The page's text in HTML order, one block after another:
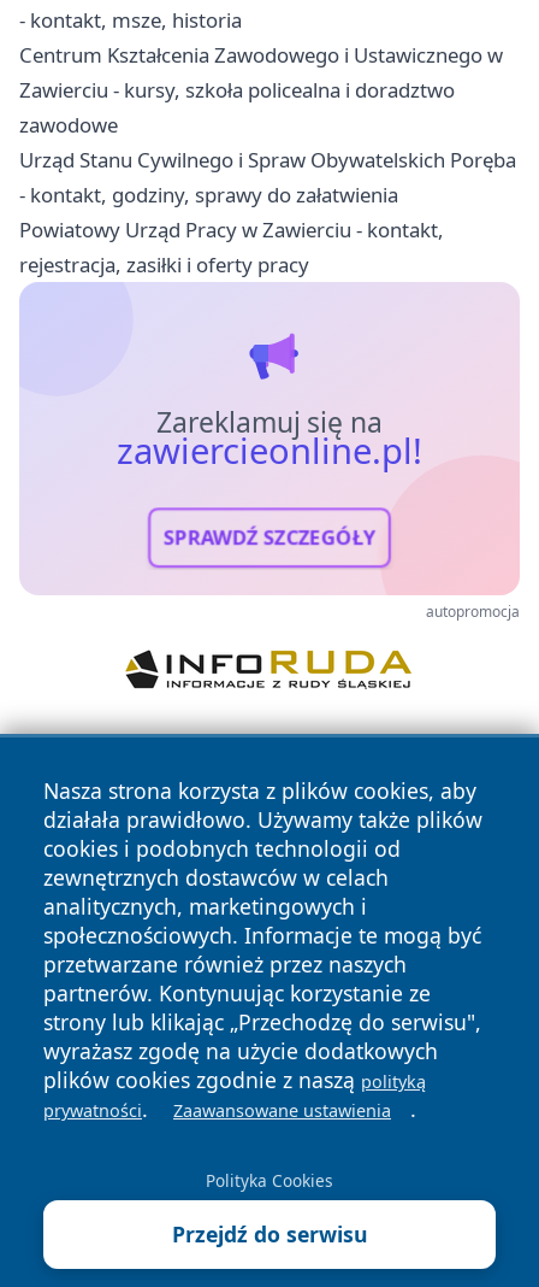
- kontakt, msze, historia
Centrum Kształcenia Zawodowego i Ustawicznego w
Zawierciu - kursy, szkoła policealna i doradztwo
zawodowe
Urząd Stanu Cywilnego i Spraw Obywatelskich Poręba
- kontakt, godziny, sprawy do załatwienia
Powiatowy Urząd Pracy w Zawierciu - kontakt,
rejestracja, zasiłki i oferty pracy
Zareklamuj się na
zawiercieonline.pl!
SPRAWDŹ SZCZEGÓŁY
autopromocja
Nasza strona korzysta z plików cookies, aby
działała prawidłowo. Używamy także plików
cookies i podobnych technologii od
zewnętrznych dostawców w celach
analitycznych, marketingowych i
społecznościowych. Informacje te mogą być
przetwarzane również przez naszych
partnerów. Kontynuując korzystanie ze
strony lub klikając „Przechodzę do serwisu",
wyrażasz zgodę na użycie dodatkowych
plików cookies zgodnie z naszą polityką
prywatności. Zaawansowane ustawienia .
Polityka Cookies
Przejdź do serwisu
Copyright © 2026 zawiercieonline.pl Wszystkie prawa
zastrzeżone.
News Autorzy
Polityka
Prywatności
Polityka
Cookies